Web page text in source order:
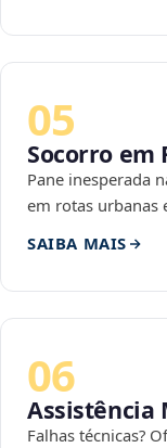
05
Socorro em
Pane inesperada
em rotas urbanas
SAIBA MAIS
06
Assistência
Falhas técnicas?